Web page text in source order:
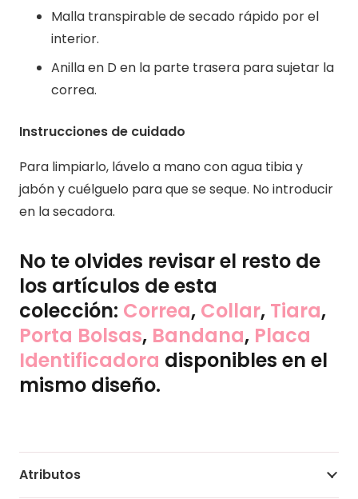
Malla transpirable de secado rápido por el
interior.
Anilla en D en la parte trasera para sujetar la
correa.
Instrucciones de cuidado
Para limpiarlo, lávelo a mano con agua tibia y
jabón y cuélguelo para que se seque. No introducir
en la secadora.
No te olvides revisar el resto de
los artículos de esta
colección: Correa, Collar, Tiara,
Porta Bolsas, Bandana, Placa
Identificadora disponibles en el
mismo diseño.
Atributos